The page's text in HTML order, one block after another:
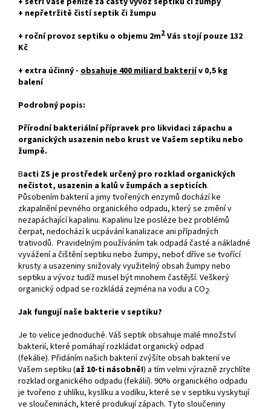
+ nepřetržitě čistí septik či žumpu
+ roční provoz septiku o objemu 2m2Vás stojí pouze 132
Kč
+ extra účinný - obsahuje 400 miliard bakteriív 0,5 kg
balení
Podrobný popis:
Přírodní bakteriální přípravek pro likvidaci zápachu a
organických usazenin nebo krust ve Vašem septiku nebo
žumpě.
Bacti ZS je prostředek určený pro rozklad organických
nečistot, usazenin a kalů v žumpách a septicích.
Působením bakterií a jimy tvořených enzymů dochází ke
zkapalnění pevného organického odpadu, který se změní v
nezapáchající kapalinu. Kapalinu lze posléze bez problémů
čerpat, nedochází k ucpávání kanalizace ani případných
trativodů. Pravidelným používáním tak odpadá časté a nákladné
vyvážení a čištění septiku nebo žumpy, neboť dříve se tvořící
krusty a usazeniny snižovaly využitelný obsah žumpy nebo
septiku a vývoz tudíž musel být mnohem častější. Veškerý
organický odpad se rozkládá zejména na vodu a CO2.
Jak fungují naše bakterie v septiku?
Je to velice jednoduché. Váš septik obsahuje malé množství
bakterií, které pomáhají rozkládat organický odpad
(fekálie). Přidáním našich bakterií zvýšíte obsah bakterií ve
Vašem septiku (až 10-ti násobně!) a tím velmi výrazně zrychlíte
rozklad organického odpadu (fekálií). 90% organického odpadu
je tvořeno z uhlíku, kyslíku a vodíku, které se v septiku vyskytují
ve sloučeninách, které produkují zápach. Tyto sloučeniny